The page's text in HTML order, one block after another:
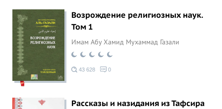
Возрождение религиозных наук.
Том 1
Имам Абу Хамид Мухаммад Газали
43 628 0
Рассказы и назидания из Тафсира